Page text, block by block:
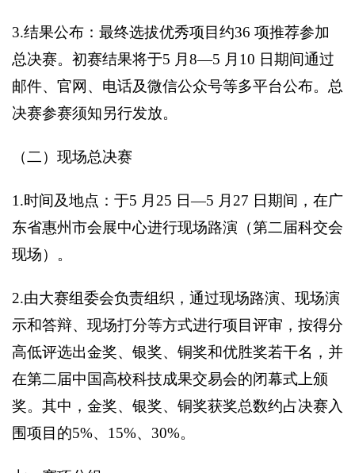
3.结果公布：最终选拔优秀项目约36 项推荐参加
总决赛。初赛结果将于5 月8—5 月10 日期间通过
邮件、官网、电话及微信公众号等多平台公布。总
决赛参赛须知另行发放。
（二）现场总决赛
1.时间及地点：于5 月25 日—5 月27 日期间，在广
东省惠州市会展中心进行现场路演（第二届科交会
现场）。
2.由大赛组委会负责组织，通过现场路演、现场演
示和答辩、现场打分等方式进行项目评审，按得分
高低评选出金奖、银奖、铜奖和优胜奖若干名，并
在第二届中国高校科技成果交易会的闭幕式上颁
奖。其中，金奖、银奖、铜奖获奖总数约占决赛入
围项目的5%、15%、30%。